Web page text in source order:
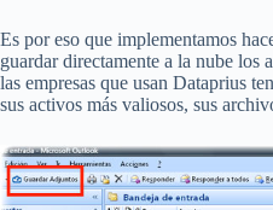
Es por eso que implementamos
guardar directamente a la nube los
las empresas que usan Dataprius
sus activos más valiosos, sus